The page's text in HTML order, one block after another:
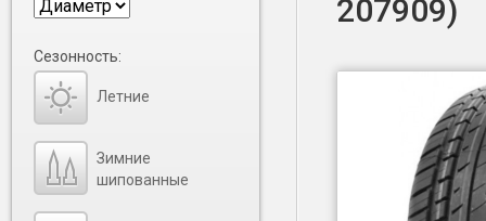
207909)
Сезонность:
Летние
Зимние
шипованные